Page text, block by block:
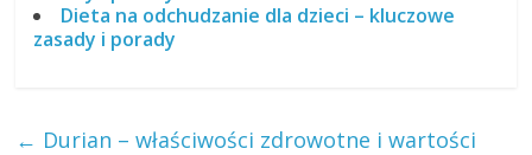
Dieta na odchudzanie dla dzieci – kluczowe
zasady i porady
← Durian – właściwości zdrowotne i wartości